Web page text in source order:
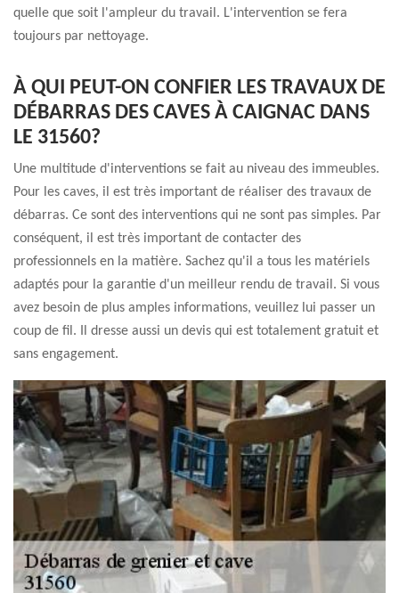
quelle que soit l'ampleur du travail. L'intervention se fera
toujours par nettoyage.
À QUI PEUT-ON CONFIER LES TRAVAUX DE
DÉBARRAS DES CAVES À CAIGNAC DANS
LE 31560?
Une multitude d'interventions se fait au niveau des immeubles.
Pour les caves, il est très important de réaliser des travaux de
débarras. Ce sont des interventions qui ne sont pas simples. Par
conséquent, il est très important de contacter des
professionnels en la matière. Sachez qu'il a tous les matériels
adaptés pour la garantie d'un meilleur rendu de travail. Si vous
avez besoin de plus amples informations, veuillez lui passer un
coup de fil. Il dresse aussi un devis qui est totalement gratuit et
sans engagement.